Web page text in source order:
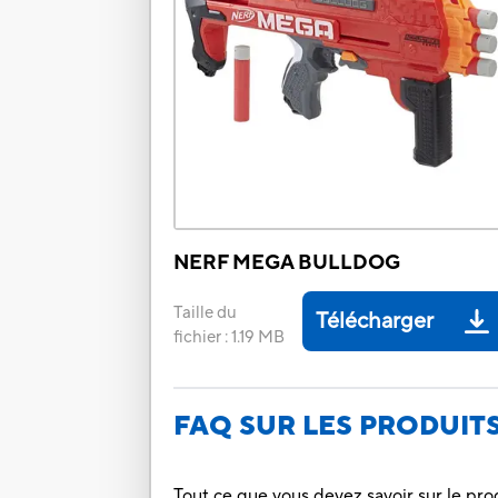
NERF MEGA BULLDOG
Taille du
fichier :1.19 MB
Télécharger
FAQ SUR LES